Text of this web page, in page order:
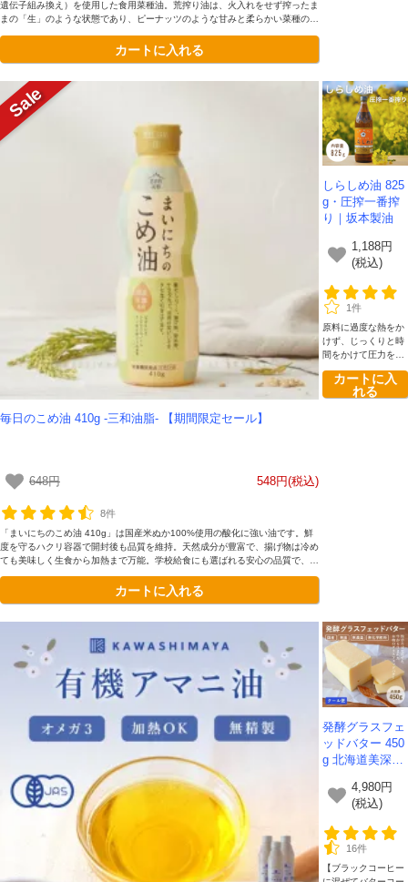
遺伝子組み換え）を使用した食用菜種油。荒搾り油は、火入れをせず搾ったま
まの「生」のような状態であり、ピーナッツのような甘みと柔らかい菜種の香
上がりいただけるクリアでピュアな純度100%の油です。
カートに入れる
毎日のこめ油 410g -三和油脂- 【期間限定セール】
648円 548円(税込)
8件
「まいにちのこめ油 410g」は国産米ぬか100%使用の酸化に強い油です。鮮
度を守るハクリ容器で開封後も品質を維持。天然成分が豊富で、揚げ物は冷め
ても美味しく生食から加熱まで万能。学校給食にも選ばれる安心の品質で、毎
カートに入れる
しらしめ油 825
g・圧搾一番搾
り｜坂本製油
1,188円
(税込)
1件
原料に過度な熱をか
けず、じっくりと時
間をかけて圧力を加
本来の良質な成分を
壊さずに搾り出した
カートに入
れる
発酵グラスフェ
ッドバター 450
g 北海道美深町
牧草で育った牛
から生まれたバ
ター *クール便
での発送*
4,980円
(税込)
16件
【ブラックコーヒー